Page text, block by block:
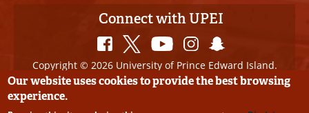
Connect with UPEI
Copyright © 2026 University of Prince Edward Island.
All Rights Reserved
Disclaimer
Our website uses cookies to provide the best browsing
experience.